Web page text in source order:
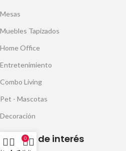
Mesas
Muebles Tapizados
Home Office
Entretenimiento
Combo Living
Pet - Mascotas
Decoración
Enlaces de interés
0